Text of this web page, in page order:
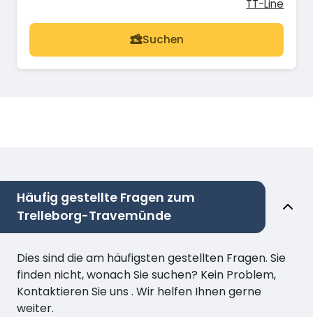
TT-Line
Suchen
Häufig gestellte Fragen zum
Trelleborg-Travemünde
Dies sind die am häufigsten gestellten Fragen. Sie
finden nicht, wonach Sie suchen? Kein Problem,
Kontaktieren Sie uns . Wir helfen Ihnen gerne
weiter.